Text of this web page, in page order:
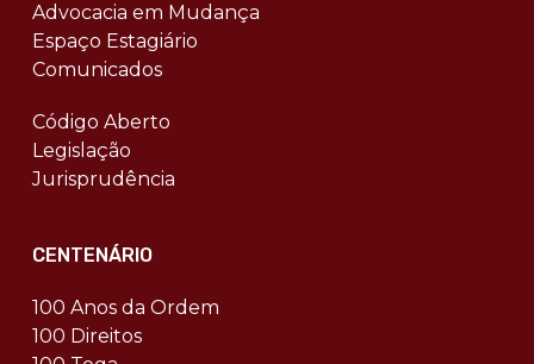
Advocacia em Mudança
Espaço Estagiário
Comunicados
Código Aberto
Legislação
Jurisprudência
CENTENÁRIO
100 Anos da Ordem
100 Direitos